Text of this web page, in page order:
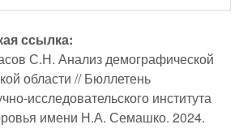
ссылка:
С.Н. Анализ демографической
области // Бюллетень
исследовательского института
имени Н.А. Семашко. 2024.